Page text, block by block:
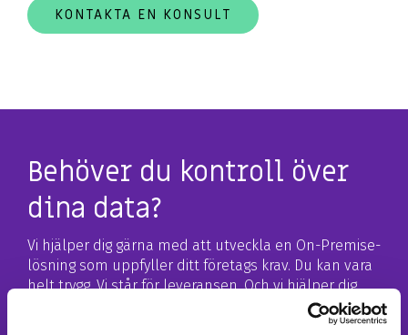
KONTAKTA EN KONSULT
Behöver du kontroll över
dina data?
Vi hjälper dig gärna med att utveckla en On-Premise-
lösning som uppfyller ditt företags krav. Du kan vara
helt trygg. Vi står för leveransen. Och vi hjälper dig
implementering till support. Våra lösningar baserar